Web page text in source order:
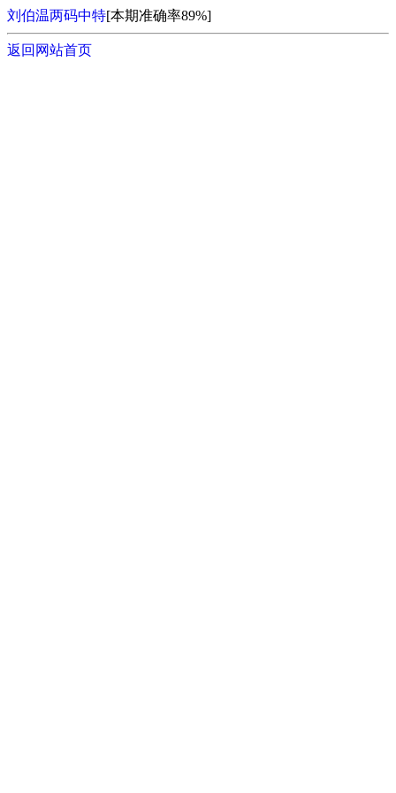
刘伯温两码中特[本期准确率89%]
返回网站首页